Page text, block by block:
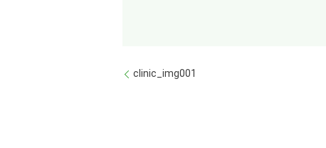
clinic_img001